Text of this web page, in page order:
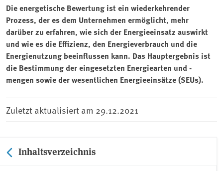
Die energetische Bewertung ist ein wiederkehrender
Prozess, der es dem Unternehmen ermöglicht, mehr
darüber zu erfahren, wie sich der Energieeinsatz auswirkt
und wie es die Effizienz, den Energieverbrauch und die
Energienutzung beeinflussen kann. Das Hauptergebnis ist
die Bestimmung der eingesetzten Energiearten und -
mengen sowie der wesentlichen Energieeinsätze (SEUs).
Zuletzt aktualisiert am 29.12.2021
Inhaltsverzeichnis